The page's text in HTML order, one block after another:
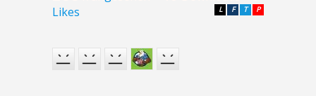
Likes P
T
F
L